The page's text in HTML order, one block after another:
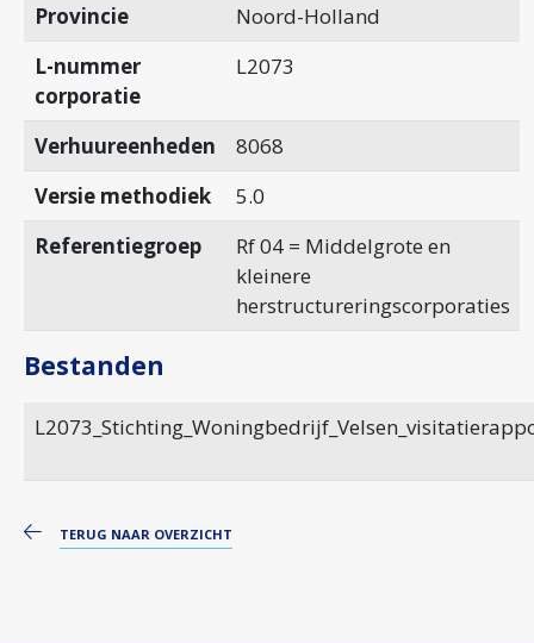
Provincie
Noord-Holland
L-nummer
corporatie
L2073
Verhuureenheden
8068
Versie methodiek
5.0
Referentiegroep
Rf 04 = Middelgrote en
kleinere
herstructureringscorporaties
Bestanden
TERUG NAAR OVERZICHT